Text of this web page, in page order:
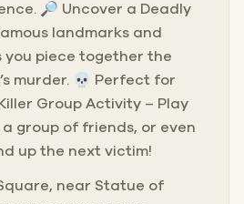
🔎 Uncover a Deadly
landmarks and
you piece together the
murder. 💀 Perfect for
Group Activity – Play
group of friends, or even
up the next victim!
near Statue of